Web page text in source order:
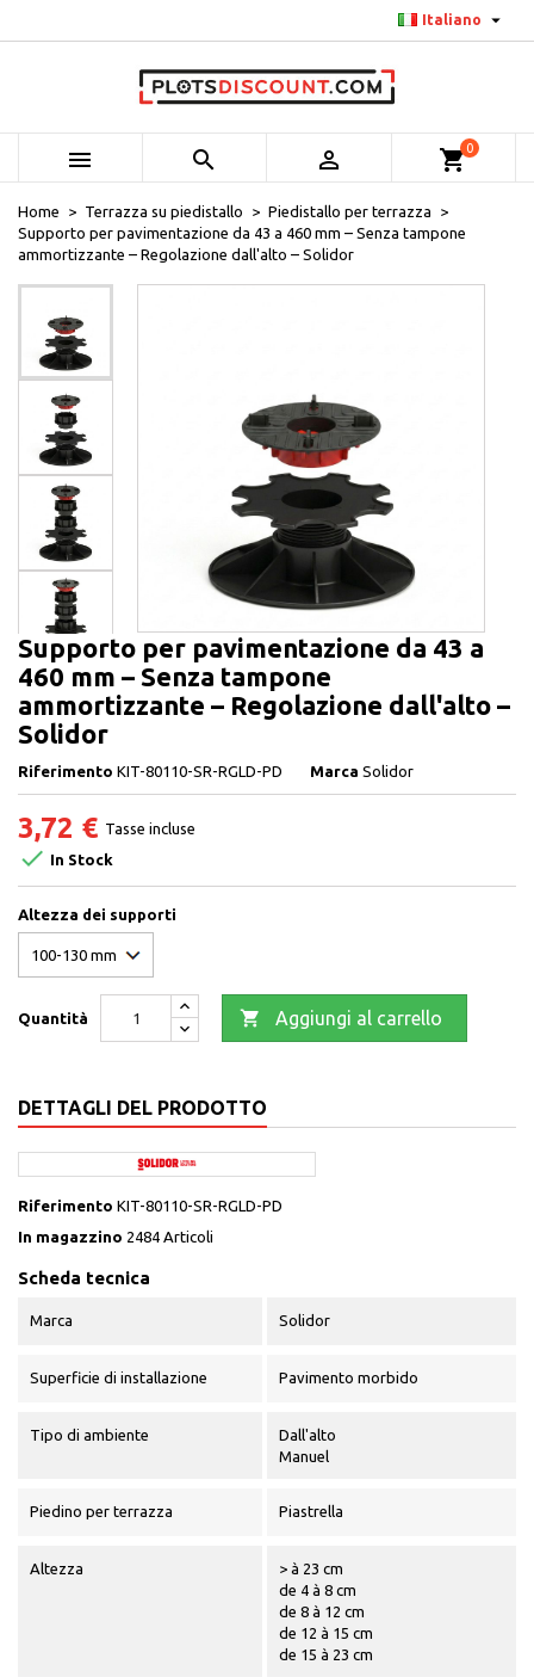
Italiano 
   shopping_cart0
Home Terrazza su piedistallo
Piedistallo per terrazza
Supporto per pavimentazione da 43 a 460 mm – Senza tampone
ammortizzante – Regolazione dall'alto – Solidor
Supporto per pavimentazione da 43 a
460 mm – Senza tampone
ammortizzante – Regolazione dall'alto –
Solidor
Riferimento KIT-80110-SR-RGLD-PD Marca Solidor
3,72 € Tasse incluse
 In Stock
Altezza dei supporti
Quantità  Aggiungi al carrello
DETTAGLI DEL PRODOTTO
Riferimento KIT-80110-SR-RGLD-PD
In magazzino 2484 Articoli
Scheda tecnica
Marca Solidor
Superficie di installazione Pavimento morbido
Tipo di ambiente
Dall'alto
Manuel
Piedino per terrazza Piastrella
Altezza
> à 23 cm
de 4 à 8 cm
de 8 à 12 cm
de 12 à 15 cm
de 15 à 23 cm